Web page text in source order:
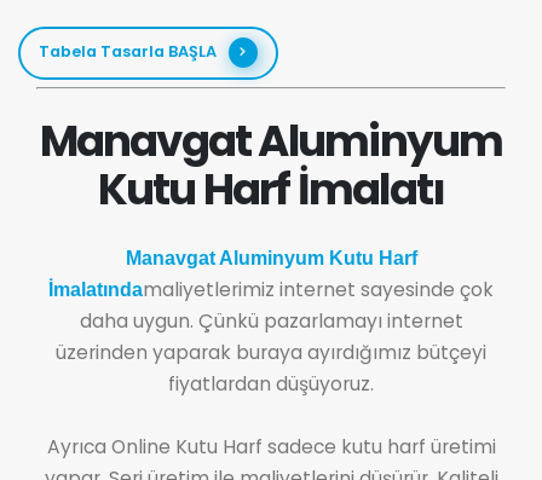
Tabela Tasarla BAŞLA
Manavgat Aluminyum
Kutu Harf İmalatı
Manavgat Aluminyum Kutu Harf
İmalatındamaliyetlerimiz internet sayesinde çok
daha uygun. Çünkü pazarlamayı internet
üzerinden yaparak buraya ayırdığımız bütçeyi
fiyatlardan düşüyoruz.
Ayrıca Online Kutu Harf sadece kutu harf üretimi